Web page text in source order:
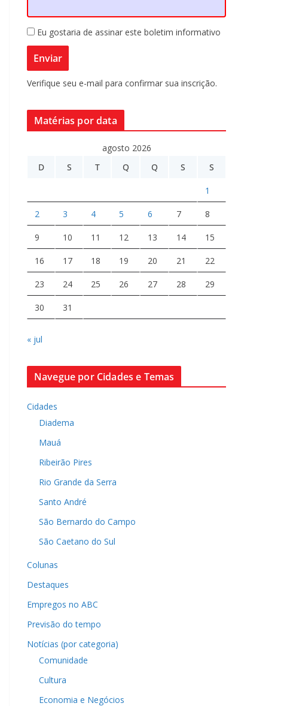
Eu gostaria de assinar este boletim informativo
Verifique seu e-mail para confirmar sua inscrição.
Matérias por data
agosto 2026
D
S T Q Q S S
1
2 3 4 5 6 7 8
9 10 11 12 13 14 15
16 17 18 19 20 21 22
23 24 25 26 27 28 29
30 31
« jul
Navegue por Cidades e Temas
Cidades
Diadema
Mauá
Ribeirão Pires
Rio Grande da Serra
Santo André
São Bernardo do Campo
São Caetano do Sul
Colunas
Destaques
Empregos no ABC
Previsão do tempo
Notícias (por categoria)
Comunidade
Cultura
Economia e Negócios